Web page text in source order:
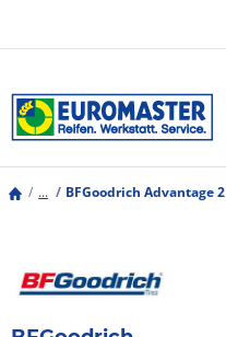
... BFGoodrich Advantage 2